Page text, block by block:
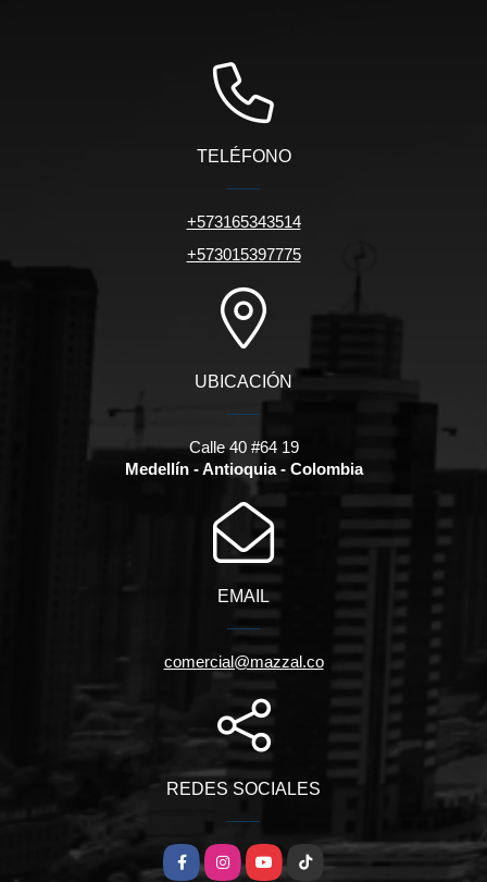
TELÉFONO
+573165343514
+573015397775
UBICACIÓN
Calle 40 #64 19
Medellín - Antioquia - Colombia
EMAIL
comercial@mazzal.co
REDES SOCIALES
FacebookInstagramYouTube
TikTok